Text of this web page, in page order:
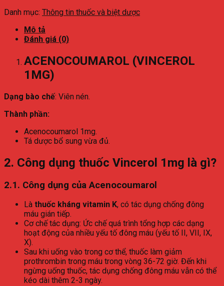
Danh mục: Thông tin thuốc và biệt dược
Mô tả
Đánh giá (0)
ACENOCOUMAROL (VINCEROL
1MG)
Dạng bào chế: Viên nén.
Thành phần:
Acenocoumarol 1mg.
Tá dược bổ sung vừa đủ.
2. Công dụng thuốc Vincerol 1mg là gì?
2.1. Công dụng của Acenocoumarol
Là thuốc kháng vitamin K, có tác dụng chống đông
máu gián tiếp.
Cơ chế tác dụng: Ức chế quá trình tổng hợp các dạng
hoạt động của nhiều yếu tố đông máu (yếu tố II, VII, IX,
X).
Sau khi uống vào trong cơ thể, thuốc làm giảm
prothrombin trong máu trong vòng 36-72 giờ. Đến khi
ngừng uống thuốc, tác dụng chống đông máu vẫn có thể
kéo dài thêm 2-3 ngày.